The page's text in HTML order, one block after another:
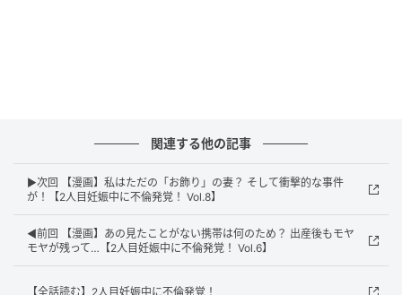
関連する他の記事
▶次回 【漫画】私はただの「お飾り」の妻？ そして衝撃的な事件
が！【2人目妊娠中に不倫発覚！ Vol.8】
◀前回 【漫画】あの見たことがない携帯は何のため？ 出産後もモヤ
モヤが残って…【2人目妊娠中に不倫発覚！ Vol.6】
【全話読む】2人目妊娠中に不倫発覚！